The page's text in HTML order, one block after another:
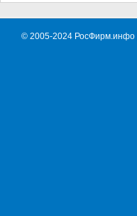
© 2005-2024 РосФирм.инфо |